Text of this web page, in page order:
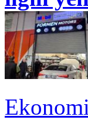
Ekonomi